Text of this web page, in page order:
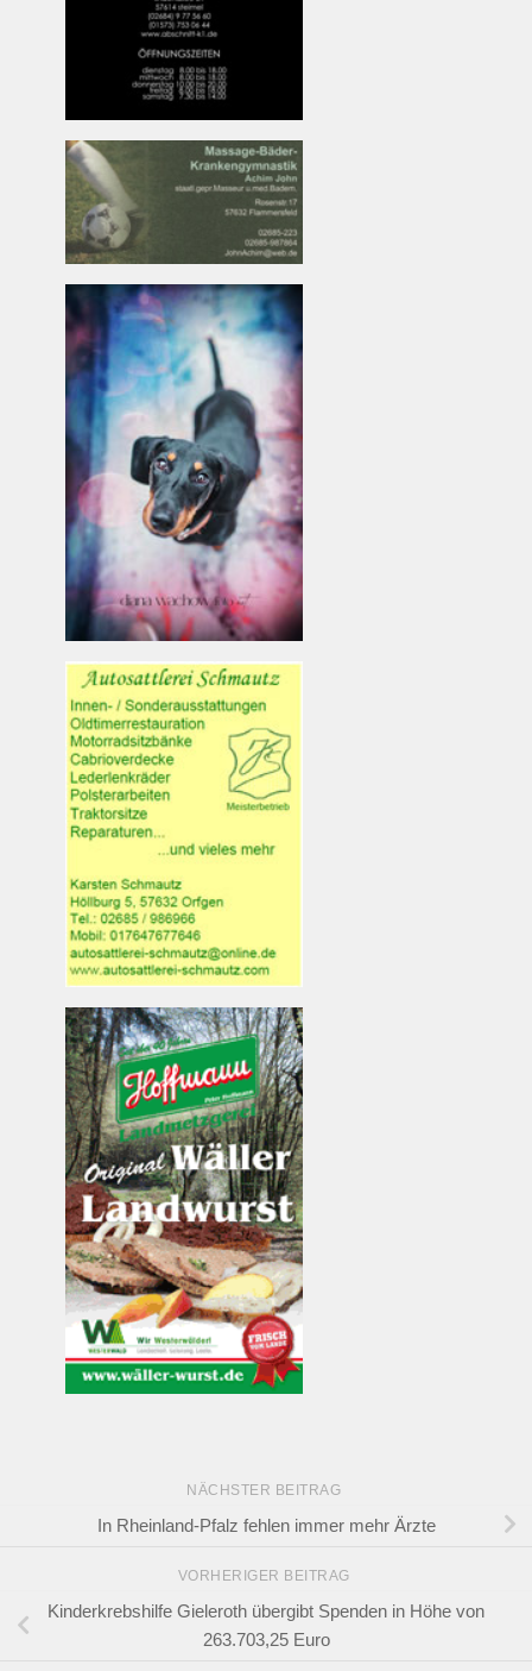
NÄCHSTER BEITRAG
In Rheinland-Pfalz fehlen immer mehr Ärzte
VORHERIGER BEITRAG
Kinderkrebshilfe Gieleroth übergibt Spenden in Höhe von
263.703,25 Euro